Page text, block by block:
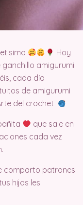
Hoy
amigurumi
cada día
de amigurumi
del crochet
que sale en
cada vez
comparto patrones
hijos les